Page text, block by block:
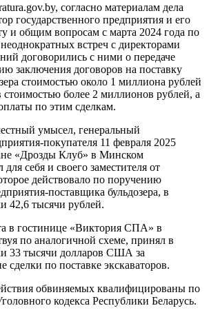
согласно материалам дела
государственного предприятия и его
и общим вопросам с марта 2024 года по
встреч с директорами
договорились с ними о передаче
заключения договоров на поставку
стоимостью около 1 миллиона рублей
стоимостью более 2 миллионов рублей, а
по этим сделкам.
умысел, генеральный
покупателя 11 февраля 2025
«Дрозды Клуб» в Минском
себя и своего заместителя от
действовало по поручению
поставщика бульдозера, в
42,6 тысячи рублей.
в гостинице «Виктория СПА» в
по аналогичной схеме, принял в
33 тысячи долларов США за
сделки по поставке экскаваторов.
обвиняемых квалифицированы по
кодекса Республики Беларусь.